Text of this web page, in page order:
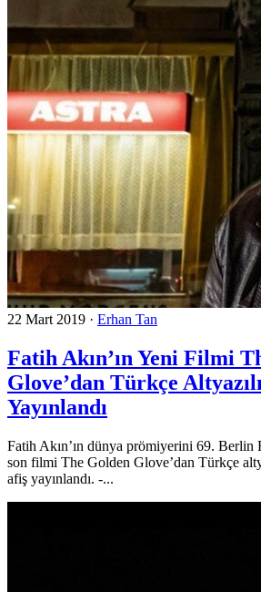
22 Mart 2019 · Erhan Tan
Fatih Akın’ın Yeni Filmi
Glove’dan Türkçe
Yayınlandı
Fatih Akın’ın dünya prömiyerini 69. Berlin
son filmi The Golden Glove’dan Türkçe
afiş yayınlandı. -...